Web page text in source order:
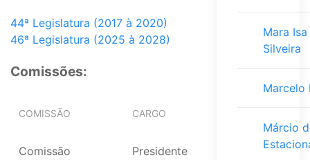
44ª Legislatura (2017 à 2020)
46ª Legislatura (2025 à 2028)
Comissões:
COMISSÃO CARGO
Comissão
Presidente
Mara
Silveira
Marcelo
Márcio